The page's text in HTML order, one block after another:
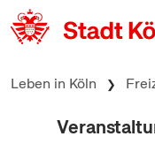
zum Inhalt springen
Leben in Köln